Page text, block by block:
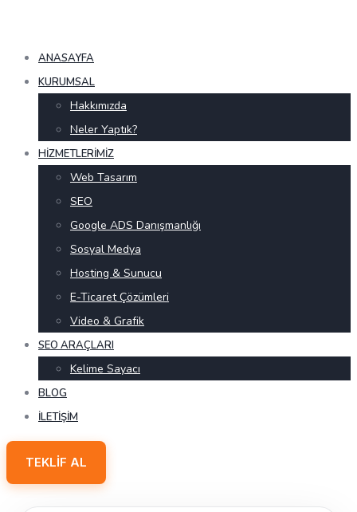
ANASAYFA
KURUMSAL
Hakkımızda
Neler Yaptık?
HIZMETLERIMIZ
Web Tasarım
SEO
Google ADS Danışmanlığı
Sosyal Medya
Hosting & Sunucu
E-Ticaret Çözümleri
Video & Grafik
SEO ARAÇLARI
Kelime Sayacı
BLOG
İLETIŞIM
TEKLIF AL